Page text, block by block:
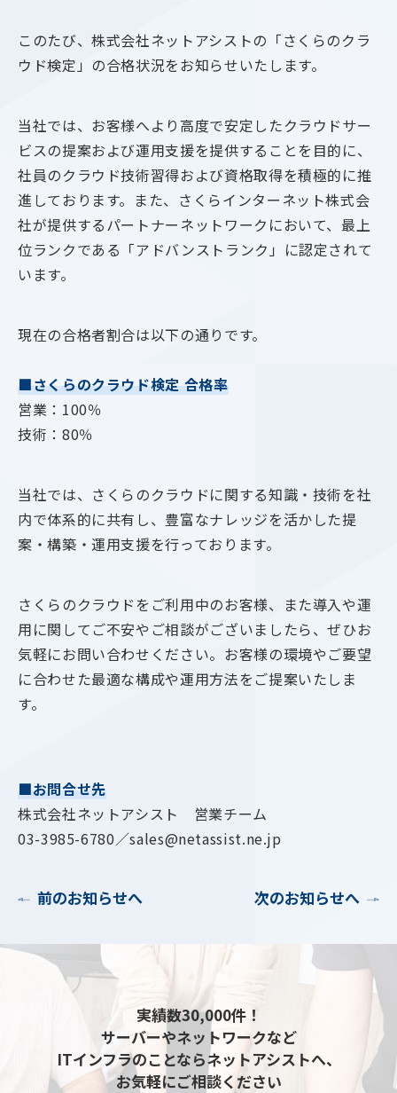
このたび、株式会社ネットアシストの「さくらのクラ
ウド検定」の合格状況をお知らせいたします。
当社では、お客様へより高度で安定したクラウドサー
ビスの提案および運用支援を提供することを目的に、
社員のクラウド技術習得および資格取得を積極的に推
進しております。また、さくらインターネット株式会
社が提供するパートナーネットワークにおいて、最上
位ランクである「アドバンストランク」に認定されて
います。
現在の合格者割合は以下の通りです。
■さくらのクラウド検定 合格率
営業：100％
技術：80％
当社では、さくらのクラウドに関する知識・技術を社
内で体系的に共有し、豊富なナレッジを活かした提
案・構築・運用支援を行っております。
さくらのクラウドをご利用中のお客様、また導入や運
用に関してご不安やご相談がございましたら、ぜひお
気軽にお問い合わせください。お客様の環境やご要望
に合わせた最適な構成や運用方法をご提案いたしま
す。
■お問合せ先
株式会社ネットアシスト 営業チーム
03-3985-6780／sales@netassist.ne.jp
前のお知らせへ 次のお知らせへ
実績数30,000件！
サーバーやネットワークなど
ITインフラのことならネットアシストへ、
お気軽にご相談ください